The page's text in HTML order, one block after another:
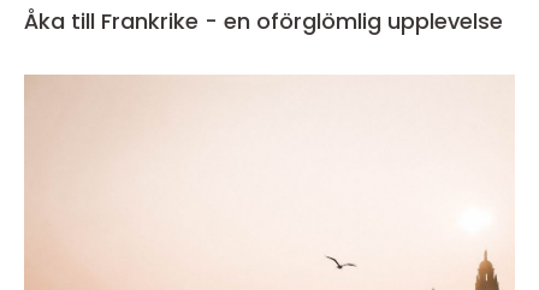
Åka till Frankrike - en oförglömlig upplevelse